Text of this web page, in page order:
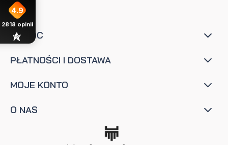
POMOC
PŁATNOŚCI I DOSTAWA
MOJE KONTO
O NAS
4.9
2818 opinii